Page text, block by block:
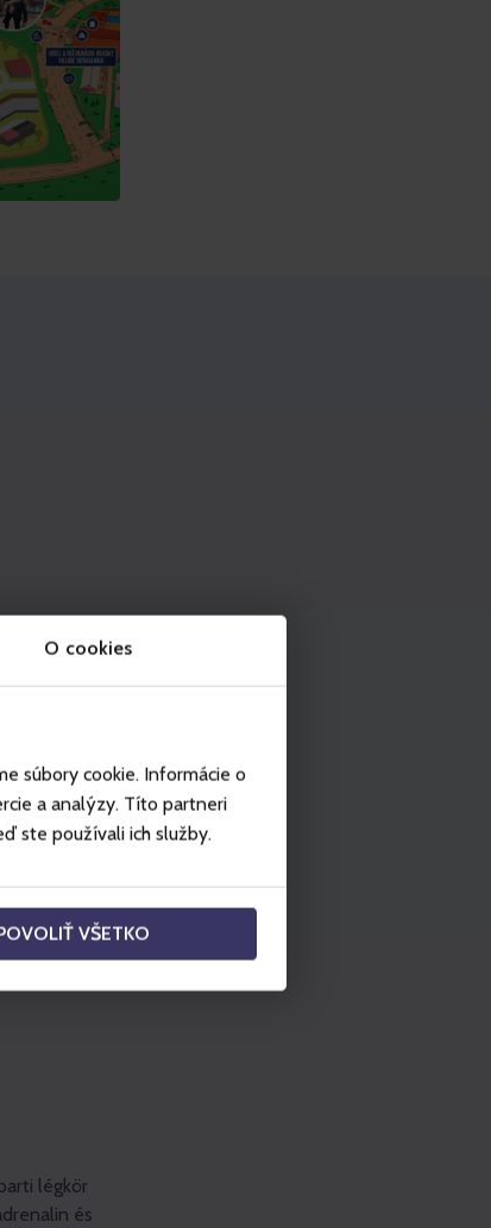
O cookies
súbory cookie. Informácie o
a analýzy. Títo partneri
ste používali ich služby.
VŠETKO
légkör
és